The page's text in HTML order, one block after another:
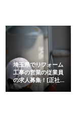
埼玉県でリフォーム
工事の営業の従業員
の求人募集！[正社...